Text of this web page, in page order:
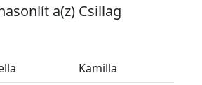
a(z) Csillag
Kamilla